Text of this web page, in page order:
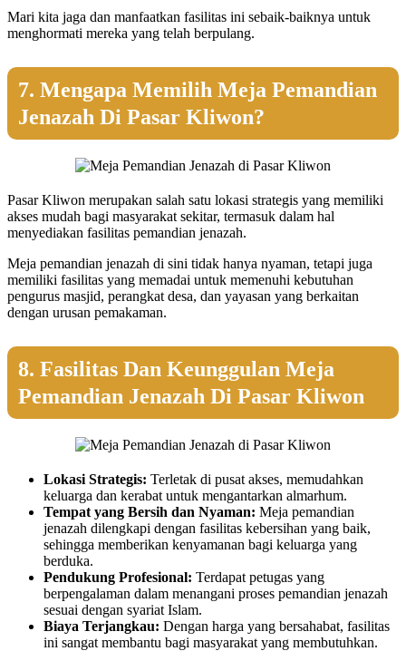
Mari kita jaga dan manfaatkan fasilitas ini sebaik-baiknya untuk
menghormati mereka yang telah berpulang.
7. Mengapa Memilih Meja Pemandian
Jenazah Di Pasar Kliwon?
Pasar Kliwon merupakan salah satu lokasi strategis yang memiliki
akses mudah bagi masyarakat sekitar, termasuk dalam hal
menyediakan fasilitas pemandian jenazah.
Meja pemandian jenazah di sini tidak hanya nyaman, tetapi juga
memiliki fasilitas yang memadai untuk memenuhi kebutuhan
pengurus masjid, perangkat desa, dan yayasan yang berkaitan
dengan urusan pemakaman.
8. Fasilitas Dan Keunggulan Meja
Pemandian Jenazah Di Pasar Kliwon
Lokasi Strategis: Terletak di pusat akses, memudahkan
keluarga dan kerabat untuk mengantarkan almarhum.
Tempat yang Bersih dan Nyaman: Meja pemandian
jenazah dilengkapi dengan fasilitas kebersihan yang baik,
sehingga memberikan kenyamanan bagi keluarga yang
berduka.
Pendukung Profesional: Terdapat petugas yang
berpengalaman dalam menangani proses pemandian jenazah
sesuai dengan syariat Islam.
Biaya Terjangkau: Dengan harga yang bersahabat, fasilitas
ini sangat membantu bagi masyarakat yang membutuhkan.